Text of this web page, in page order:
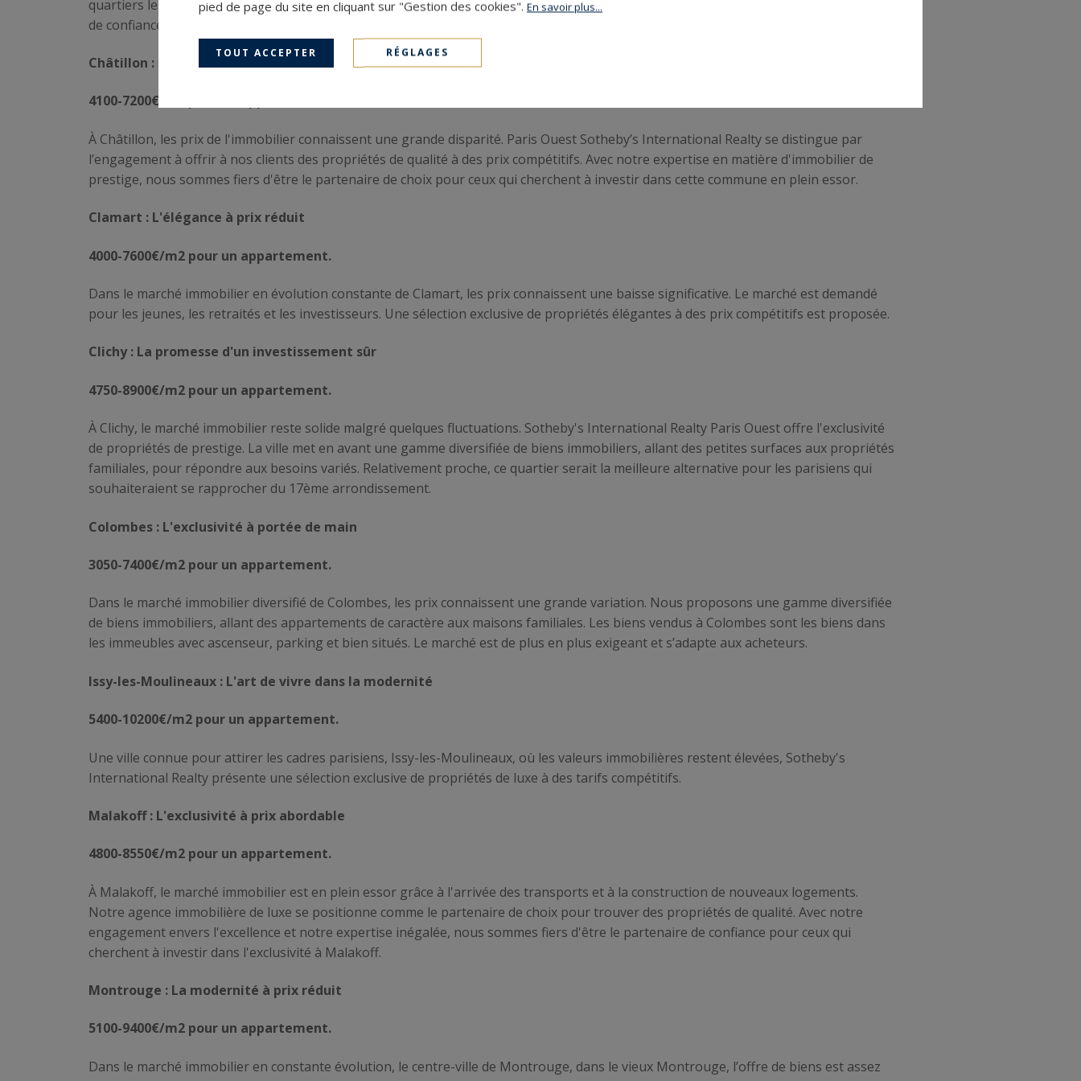
quartiers les plus recherchés de la ville. Avec notre expertise en matière de propriétés de luxe, nous sommes fiers d'être le partenaire
de confiance pour ceux qui cherchent à investir dans l'exclusivité à Châtenay-Malabry.
Châtillon : Le compromis entre tradition et modernité
4100-7200€/m2 pour un appartement.
À Châtillon, les prix de l'immobilier connaissent une grande disparité. Paris Ouest Sotheby’s International Realty se distingue par
l’engagement à offrir à nos clients des propriétés de qualité à des prix compétitifs. Avec notre expertise en matière d'immobilier de
prestige, nous sommes fiers d'être le partenaire de choix pour ceux qui cherchent à investir dans cette commune en plein essor.
Clamart : L'élégance à prix réduit
4000-7600€/m2 pour un appartement.
Dans le marché immobilier en évolution constante de Clamart, les prix connaissent une baisse significative. Le marché est demandé
pour les jeunes, les retraités et les investisseurs. Une sélection exclusive de propriétés élégantes à des prix compétitifs est proposée.
Clichy : La promesse d'un investissement sûr
4750-8900€/m2 pour un appartement.
À Clichy, le marché immobilier reste solide malgré quelques fluctuations. Sotheby's International Realty Paris Ouest offre l'exclusivité
de propriétés de prestige. La ville met en avant une gamme diversifiée de biens immobiliers, allant des petites surfaces aux propriétés
familiales, pour répondre aux besoins variés. Relativement proche, ce quartier serait la meilleure alternative pour les parisiens qui
souhaiteraient se rapprocher du 17ème arrondissement.
Colombes : L'exclusivité à portée de main
3050-7400€/m2 pour un appartement.
Dans le marché immobilier diversifié de Colombes, les prix connaissent une grande variation. Nous proposons une gamme diversifiée
de biens immobiliers, allant des appartements de caractère aux maisons familiales. Les biens vendus à Colombes sont les biens dans
les immeubles avec ascenseur, parking et bien situés. Le marché est de plus en plus exigeant et s’adapte aux acheteurs.
Issy-les-Moulineaux : L'art de vivre dans la modernité
5400-10200€/m2 pour un appartement.
Une ville connue pour attirer les cadres parisiens, Issy-les-Moulineaux, où les valeurs immobilières restent élevées, Sotheby's
International Realty présente une sélection exclusive de propriétés de luxe à des tarifs compétitifs.
Malakoff : L'exclusivité à prix abordable
4800-8550€/m2 pour un appartement.
À Malakoff, le marché immobilier est en plein essor grâce à l'arrivée des transports et à la construction de nouveaux logements.
Notre agence immobilière de luxe se positionne comme le partenaire de choix pour trouver des propriétés de qualité. Avec notre
engagement envers l'excellence et notre expertise inégalée, nous sommes fiers d'être le partenaire de confiance pour ceux qui
cherchent à investir dans l'exclusivité à Malakoff.
Montrouge : La modernité à prix réduit
5100-9400€/m2 pour un appartement.
Dans le marché immobilier en constante évolution, le centre-ville de Montrouge, dans le vieux Montrouge, l’offre de biens est assez
pied de page du site en cliquant sur "Gestion des cookies". En savoir plus...
TOUT ACCEPTER RÉGLAGES